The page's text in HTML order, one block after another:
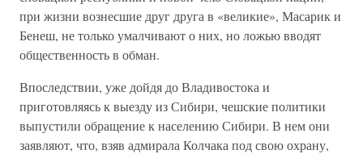
при жизни вознесшие друг друга в «великие», Масарик и
Бенеш, не только умалчивают о них, но ложью вводят
общественность в обман.
Впоследствии, уже дойдя до Владивостока и
приготовляясь к выезду из Сибири, чешские политики
выпустили обращение к населению Сибири. В нем они
заявляют, что, взяв адмирала Колчака под свою охрану,